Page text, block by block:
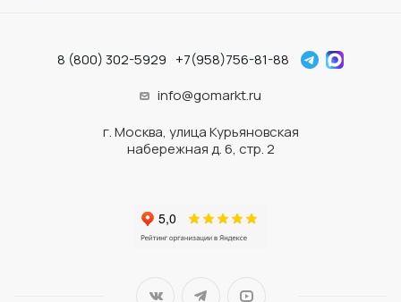
8 (800) 302-5929 +7(958)756-81-88
info@gomarkt.ru
г. Москва, улица Курьяновская
набережная д. 6, стр. 2